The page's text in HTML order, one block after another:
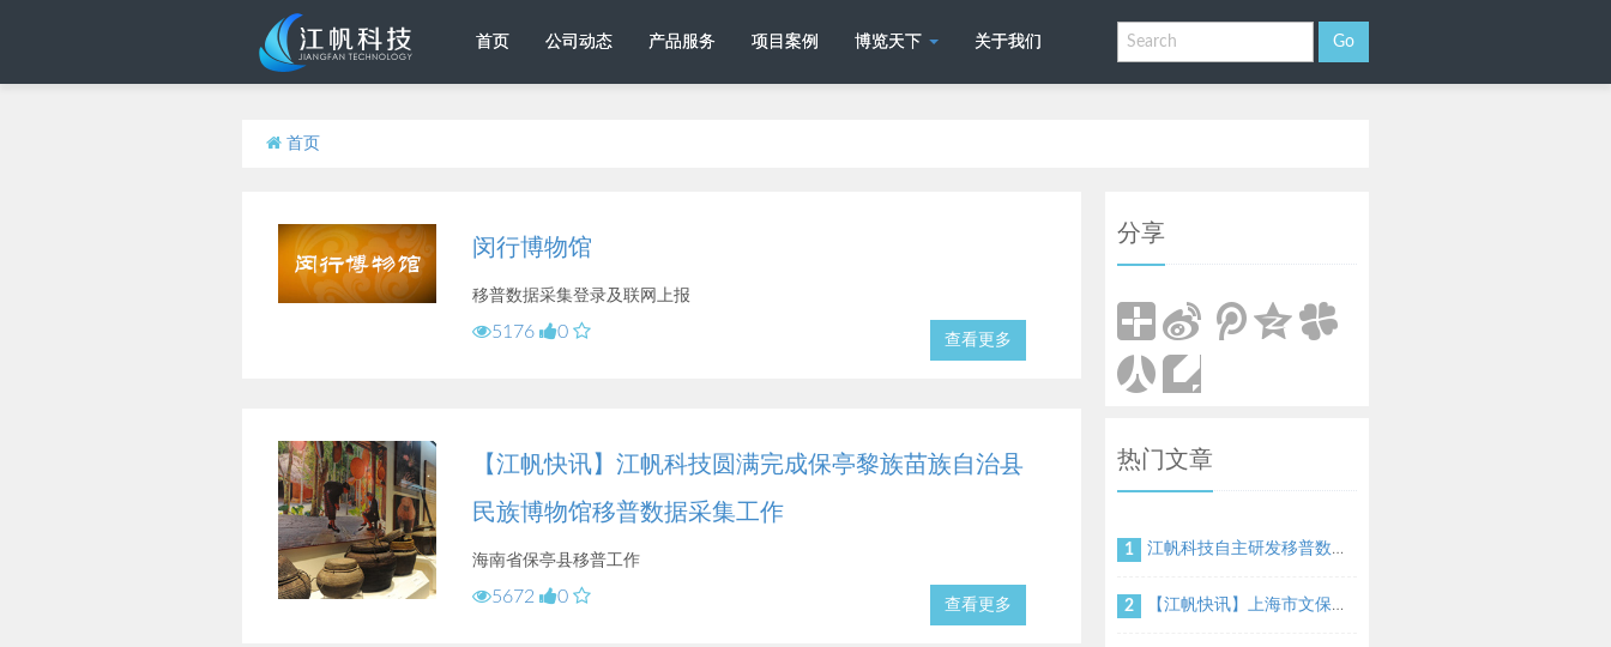
首页 公司动态 产品服务 项目案例 博览天下 关于我们
首页
闵行博物馆
移普数据采集登录及联网上报
5176 0 查看更多
【江帆快讯】江帆科技圆满完成保亭黎族苗族自治县
民族博物馆移普数据采集工作
海南省保亭县移普工作
5672 0 查看更多
分享
热门文章
1 江帆科技自主研发移普数据录入系统
2 【江帆快讯】上海市文保中心移普终期验收会议